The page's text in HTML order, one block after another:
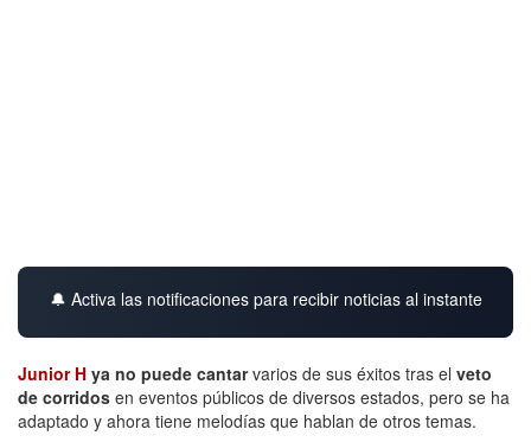
🔔 Activa las notificaciones para recibir noticias al instante
Junior H ya no puede cantarvarios de sus éxitos tras el veto
de corridos en eventos públicos de diversos estados, pero se ha
adaptado y ahora tiene melodías que hablan de otros temas.